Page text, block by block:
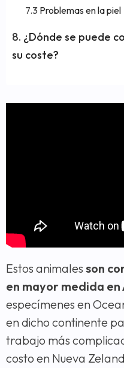
Problemas en la piel
¿Dónde se puede
su coste?
Estos animales son
en mayor medida en
especímenes en
en dicho continente
trabajo más
costo en Nueva